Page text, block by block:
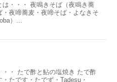
は・・・ 夜鳴きそば（夜鳴き蕎
・夜啼蕎麦・夜啼そば・よなきそ
）...
・・ たで酢と鮎の塩焼き たで酢
・たです・たでず・Tadesu・